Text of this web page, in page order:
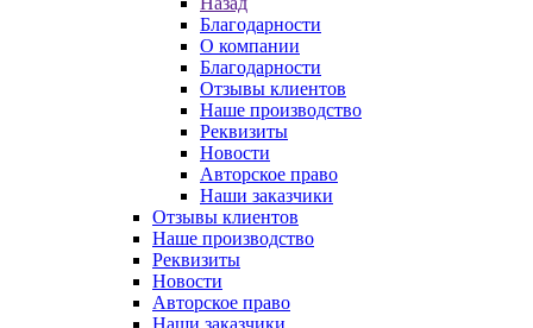
Благодарности
О компании
Благодарности
Отзывы клиентов
Наше производство
Реквизиты
Новости
Авторское право
Наши заказчики
Отзывы клиентов
Наше производство
Реквизиты
Новости
Авторское право
Наши заказчики